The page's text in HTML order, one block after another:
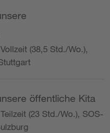
(38,5 Std./Wo.),
öffentliche Kita
(23 Std./Wo.), SOS-